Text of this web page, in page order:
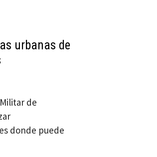
urbanas de
de
donde puede